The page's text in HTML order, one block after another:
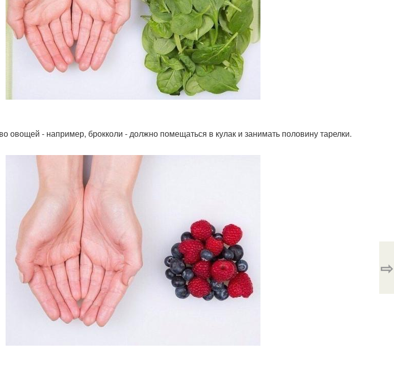
овощей - например, брокколи - должно помещаться в кулак и занимать половину тарелки.
⇨